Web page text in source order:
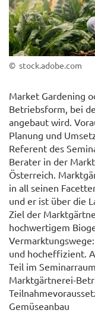
© stock.adobe.com
Market Gardening
Betriebsform, bei
angebaut wird.
Planung und
Referent des
Berater in der
Österreich.
in all seinen
und er ist über die
Ziel der
hochwertigem
und hocheffizient.
Teil im
Marktgärtnerei-
Gemüseanbau